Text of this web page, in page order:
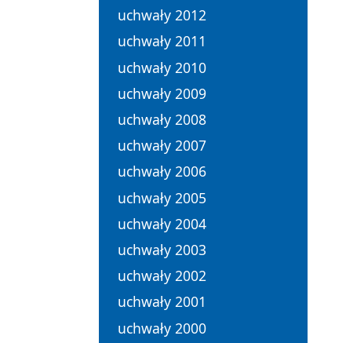
uchwały 2012
uchwały 2011
uchwały 2010
uchwały 2009
uchwały 2008
uchwały 2007
uchwały 2006
uchwały 2005
uchwały 2004
uchwały 2003
uchwały 2002
uchwały 2001
uchwały 2000